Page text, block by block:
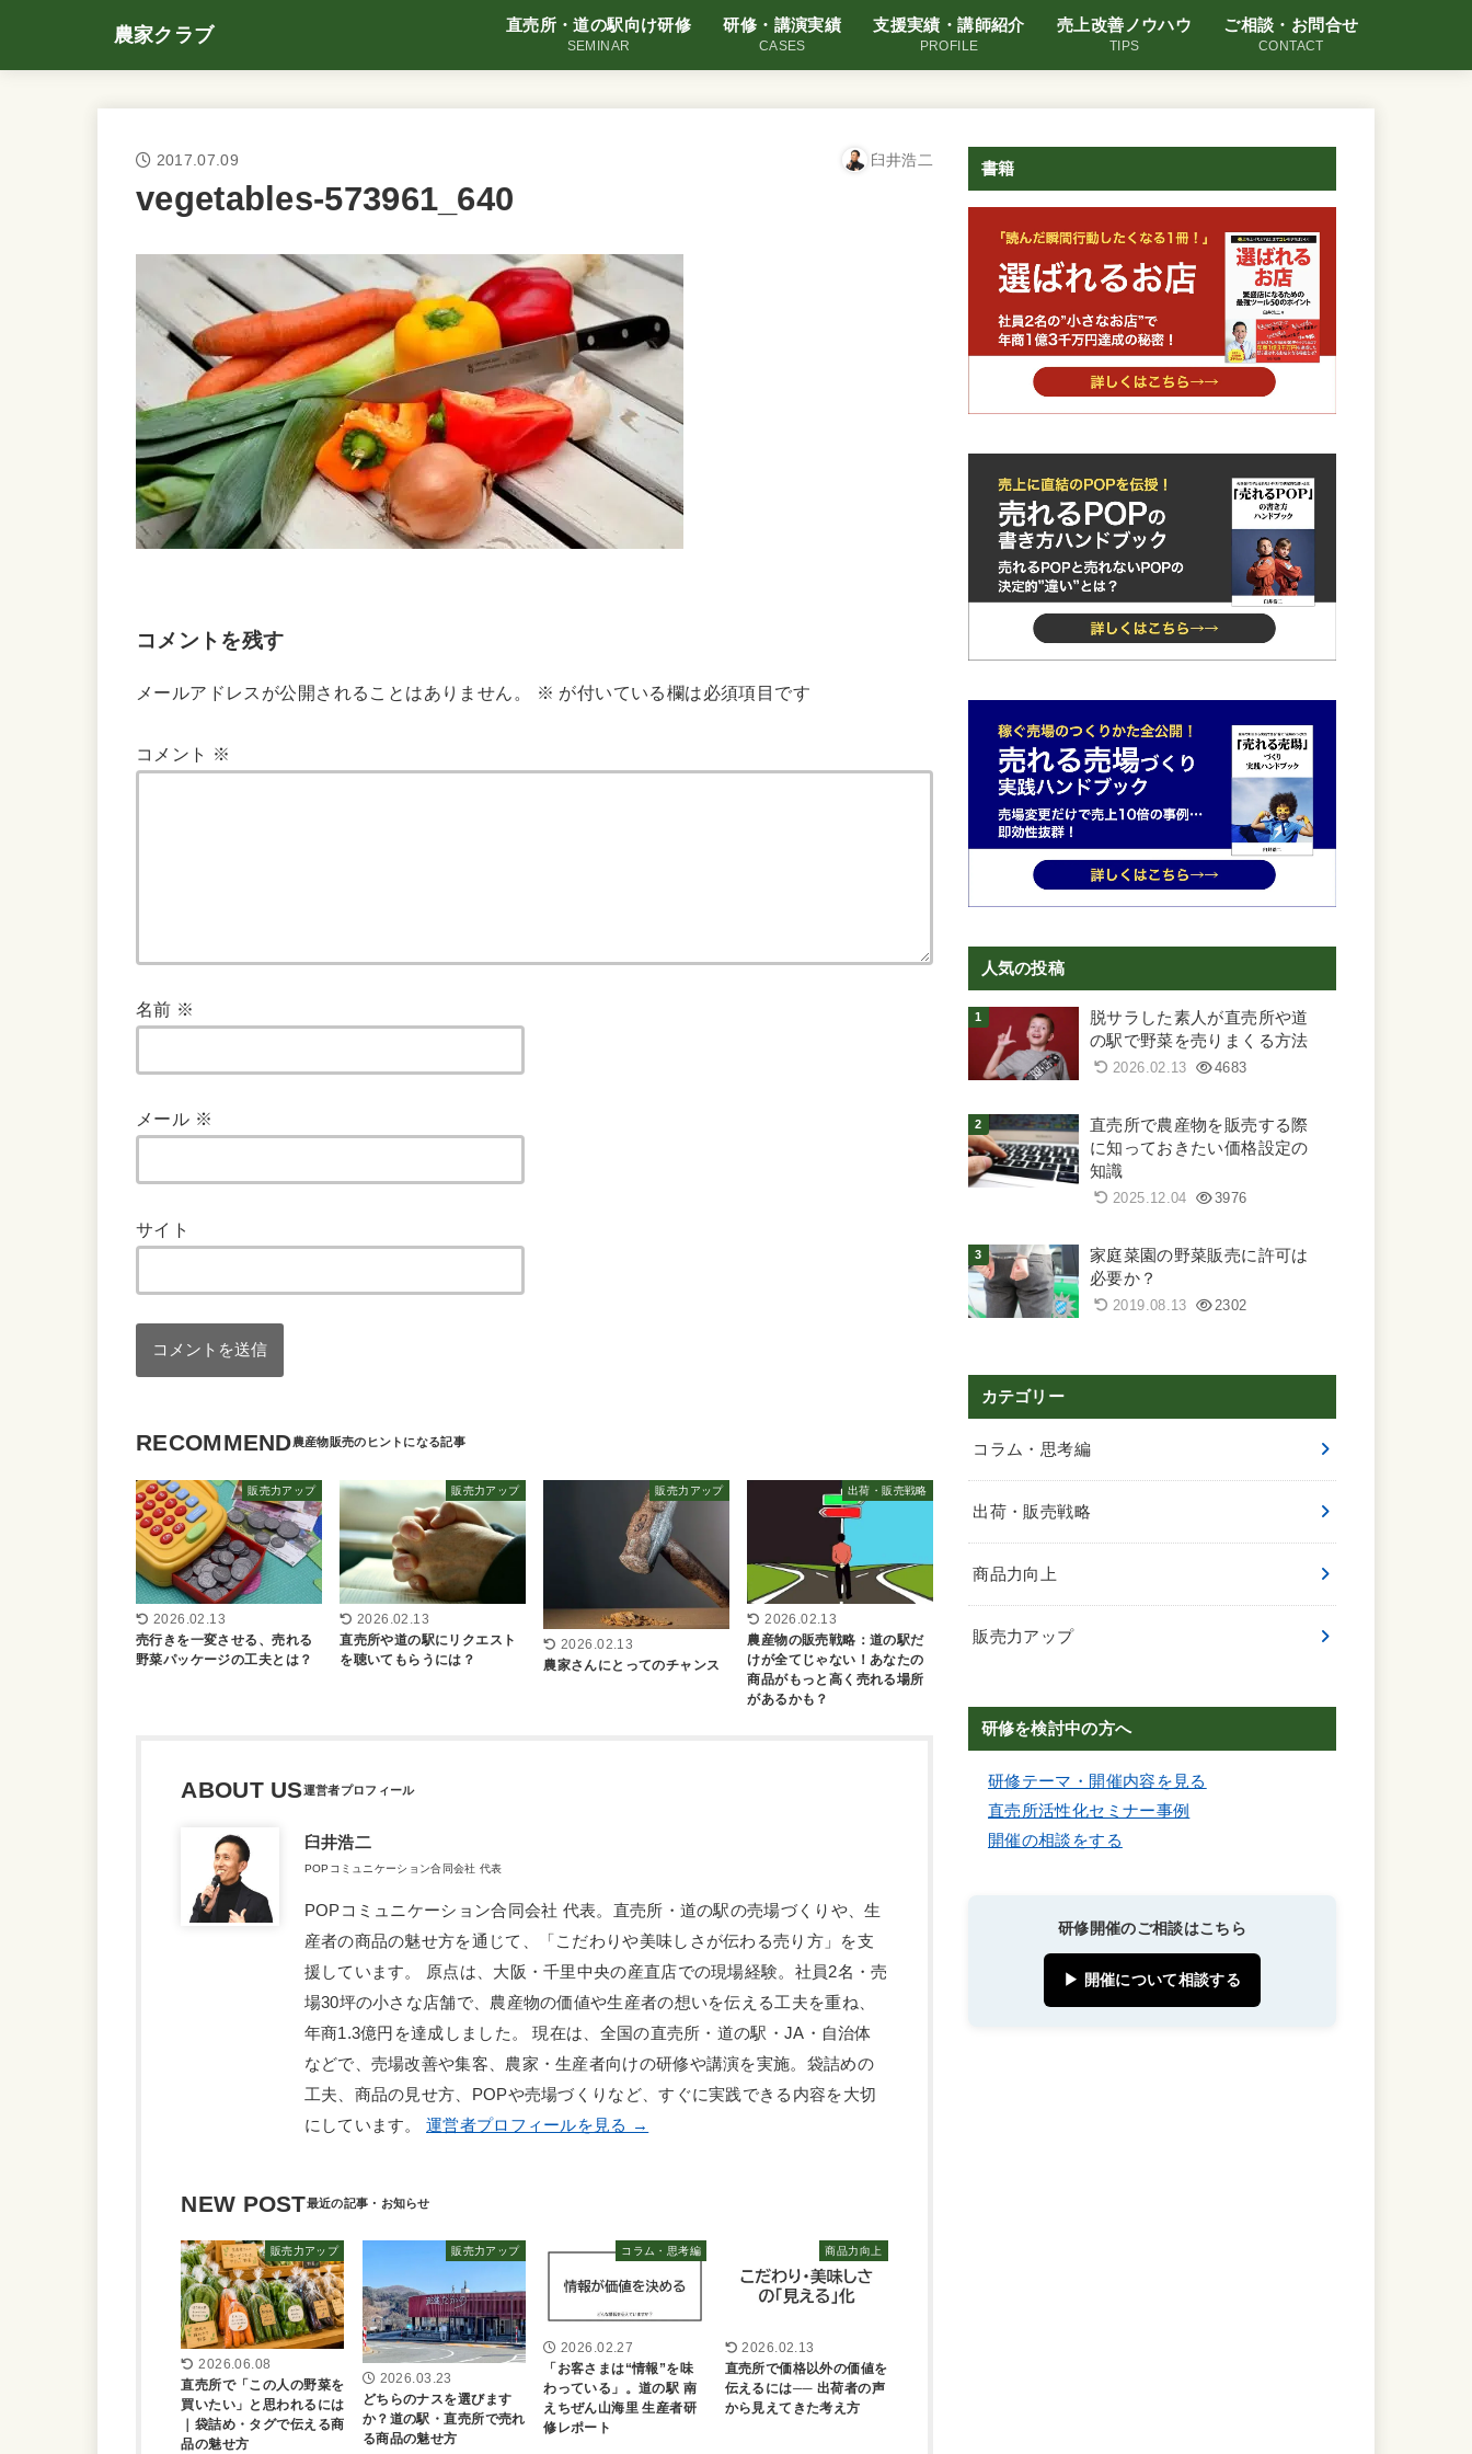
農家クラブ 直売所・道の駅向け研修
SEMINAR
研修・講演実績
CASES
支援実績・講師紹介
PROFILE
売上改善ノウハウ
TIPS
ご相談・お問合せ
CONTACT
2017.07.09 臼井浩二
vegetables-573961_640
コメントを残す
メールアドレスが公開されることはありません。 ※ が付いている欄は必須項目です
コメント ※
名前 ※
メール ※
サイト
RECOMMEND
販売力アップ
2026.02.13
売行きを一変させる、売れる
野菜パッケージの工夫とは？
販売力アップ
2026.02.13
直売所や道の駅にリクエスト
を聴いてもらうには？
販売力アップ
2026.02.13
農家さんにとってのチャンス
出荷・販売戦略
2026.02.13
農産物の販売戦略：道の駅だ
けが全てじゃない！あなたの
商品がもっと高く売れる場所
があるかも？
ABOUT US
臼井浩二
POPコミュニケーション合同会社 代表
POPコミュニケーション合同会社 代表。直売所・道の駅の売場づくりや、生
産者の商品の魅せ方を通じて、「こだわりや美味しさが伝わる売り方」を支
援しています。 原点は、大阪・千里中央の産直店での現場経験。社員2名・売
場30坪の小さな店舗で、農産物の価値や生産者の想いを伝える工夫を重ね、
年商1.3億円を達成しました。 現在は、全国の直売所・道の駅・JA・自治体
などで、売場改善や集客、農家・生産者向けの研修や講演を実施。袋詰めの
工夫、商品の見せ方、POPや売場づくりなど、すぐに実践できる内容を大切
にしています。運営者プロフィールを見る →
NEW POST
販売力アップ
2026.06.08
直売所で「この人の野菜を
買いたい」と思われるには
｜袋詰め・タグで伝える商
品の魅せ方
販売力アップ
2026.03.23
どちらのナスを選びます
か？道の駅・直売所で売れ
る商品の魅せ方
コラム・思考編
2026.02.27
「お客さまは“情報”を味
わっている」。道の駅 南
えちぜん山海里 生産者研
修レポート
商品力向上
2026.02.13
直売所で価格以外の価値を
伝えるには── 出荷者の声
から見えてきた考え方
書籍
人気の投稿
脱サラした素人が直売所や道
の駅で野菜を売りまくる方法
2026.02.13 4683
直売所で農産物を販売する際
に知っておきたい価格設定の
知識
2025.12.04 3976
家庭菜園の野菜販売に許可は
必要か？
2019.08.13 2302
カテゴリー
コラム・思考編
出荷・販売戦略
商品力向上
販売力アップ
研修を検討中の方へ
研修テーマ・開催内容を見る
直売所活性化セミナー事例
開催の相談をする
研修開催のご相談はこちら
▶ 開催について相談する